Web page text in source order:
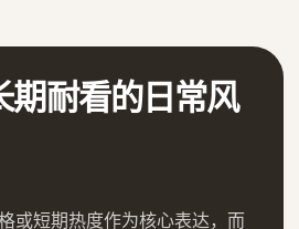
期耐看的日常风
或短期热度作为核心表达，而